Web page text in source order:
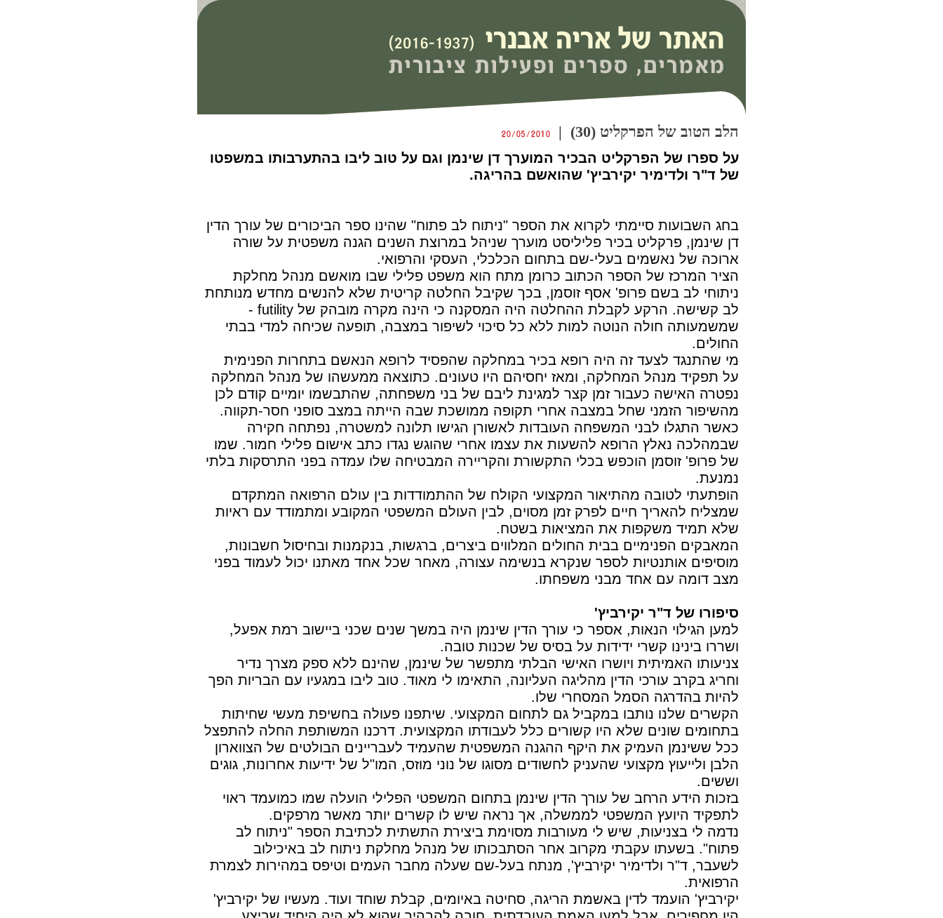
הלב הטוב של הפרקליט (30) |
על ספרו של הפרקליט הבכיר המוערך דן שינמן וגם על טוב ליבו בהתערבותו במשפטו
של ד"ר ולדימיר יקירביץ' שהואשם בהריגה.
בחג השבועות סיימתי לקרוא את הספר "ניתוח לב פתוח" שהינו ספר הביכורים של עורך הדין
דן שינמן, פרקליט בכיר פליליסט מוערך שניהל במרוצת השנים הגנה משפטית על שורה
ארוכה של נאשמים בעלי-שם בתחום הכלכלי, העסקי והרפואי.
הציר המרכז של הספר הכתוב כרומן מתח הוא משפט פלילי שבו מואשם מנהל מחלקת
ניתוחי לב בשם פרופ' אסף זוסמן, בכך שקיבל החלטה קריטית שלא להנשים מחדש מנותחת
לב קשישה. הרקע לקבלת ההחלטה היה המסקנה כי הינה מקרה מובהק של futility -
שמשמעותה חולה הנוטה למות ללא כל סיכוי לשיפור במצבה, תופעה שכיחה למדי בבתי
החולים.
מי שהתנגד לצעד זה היה רופא בכיר במחלקה שהפסיד לרופא הנאשם בתחרות הפנימית
על תפקיד מנהל המחלקה, ומאז יחסיהם היו טעונים. כתוצאה ממעשהו של מנהל המחלקה
נפטרה האישה כעבור זמן קצר למגינת ליבם של בני משפחתה, שהתבשמו יומיים קודם לכן
מהשיפור הזמני שחל במצבה אחרי תקופה ממושכת שבה הייתה במצב סופני חסר-תקווה.
כאשר התגלו לבני המשפחה העובדות לאשורן הגישו תלונה למשטרה, נפתחה חקירה
שבמהלכה נאלץ הרופא להשעות את עצמו אחרי שהוגש נגדו כתב אישום פלילי חמור. שמו
של פרופ' זוסמן הוכפש בכלי התקשורת והקריירה המבטיחה שלו עמדה בפני התרסקות בלתי
נמנעת.
הופתעתי לטובה מהתיאור המקצועי הקולח של ההתמודדות בין עולם הרפואה המתקדם
שמצליח להאריך חיים לפרק זמן מסוים, לבין העולם המשפטי המקובע ומתמודד עם ראיות
שלא תמיד משקפות את המציאות בשטח.
המאבקים הפנימיים בבית החולים המלווים ביצרים, ברגשות, בנקמנות ובחיסול חשבונות,
מוסיפים אותנטיות לספר שנקרא בנשימה עצורה, מאחר שכל אחד מאתנו יכול לעמוד בפני
מצב דומה עם אחד מבני משפחתו.
סיפורו של ד"ר יקירביץ'
למען הגילוי הנאות, אספר כי עורך הדין שינמן היה במשך שנים שכני ביישוב רמת אפעל,
ושררו בינינו קשרי ידידות על בסיס של שכנות טובה.
צניעותו האמיתית ויושרו האישי הבלתי מתפשר של שינמן, שהינם ללא ספק מצרך נדיר
וחריג בקרב עורכי הדין מהליגה העליונה, התאימו לי מאוד. טוב ליבו במגעיו עם הבריות הפך
להיות בהדרגה הסמל המסחרי שלו.
הקשרים שלנו נותבו במקביל גם לתחום המקצועי. שיתפנו פעולה בחשיפת מעשי שחיתות
בתחומים שונים שלא היו קשורים כלל לעבודתו המקצועית. דרכנו המשותפת החלה להתפצל
ככל ששינמן העמיק את היקף ההגנה המשפטית שהעמיד לעבריינים הבולטים של הצווארון
הלבן ולייעוץ מקצועי שהעניק לחשודים מסוגו של נוני מוזס, המו"ל של ידיעות אחרונות, גוגים
וששים.
בזכות הידע הרחב של עורך הדין שינמן בתחום המשפטי הפלילי הועלה שמו כמועמד ראוי
לתפקיד היועץ המשפטי לממשלה, אך נראה שיש לו קשרים יותר מאשר מרפקים.
נדמה לי בצניעות, שיש לי מעורבות מסוימת ביצירת התשתית לכתיבת הספר "ניתוח לב
פתוח". בשעתו עקבתי מקרוב אחר הסתבכותו של מנהל מחלקת ניתוח לב באיכילוב
לשעבר, ד"ר ולדימיר יקירביץ', מנתח בעל-שם שעלה מחבר העמים וטיפס במהירות לצמרת
הרפואית.
יקירביץ' הועמד לדין באשמת הריגה, סחיטה באיומים, קבלת שוחד ועוד. מעשיו של יקירביץ'